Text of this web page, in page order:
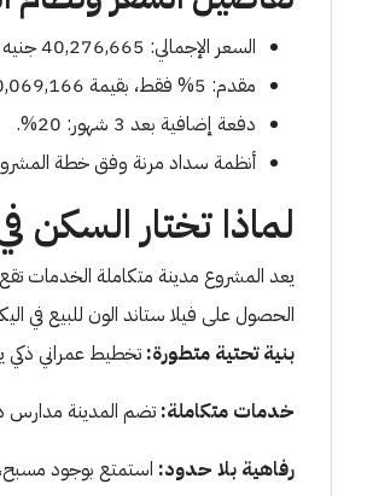
السعر الإجمالي: 40,276,665 جنيه مصري.
مقدم: 5% فقط، بقيمة 10,069,166 جنيه.
دفعة إضافية بعد 3 شهور: 20%.
أنظمة سداد مرنة وفق خطة
لماذا تختار
يعد المشروع مدينة متكاملة الخدمات
الحصول على فيلا ستاند الون للبيع في
بنية تحتية متطورة: تخطيط عمراني ذكي
خدمات متكاملة: تضم المدينة مدارس
رفاهية بلا حدود: استمتع بوجود